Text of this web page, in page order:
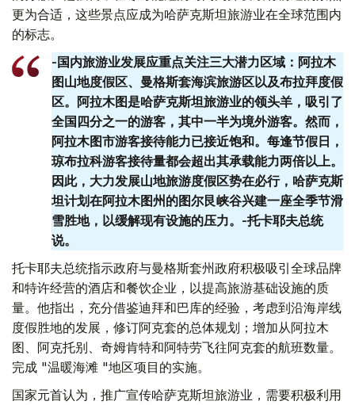
更为合适，这些景点应成为哈萨克斯坦旅游业在全球范围内
的标志。
-国内旅游业发展应重点关注三大潜力区域：阿拉木
图山地度假区、曼格斯套海滨旅游区以及布拉拜度假
区。阿拉木图是哈萨克斯坦旅游业的领头羊，吸引了
全国四分之一的游客，其中一半为境外游客。然而，
阿拉木图市游客接待能力已接近饱和。每逢节假日，
琼布拉科游客接待量都会超出其承载能力两倍以上。
因此，大力发展山地旅游度假区势在必行，哈萨克斯
坦计划在阿拉木图州的图尔艮峡谷兴建一座全季节滑
雪胜地，以缓解现有设施的压力。-托卡耶夫总统
说。
托卡耶夫总统指示政府与曼格斯套州政府积极吸引全球品牌
和特许经营的酒店和餐饮企业，以提高旅游基础设施的质
量。他指出，充分借鉴迪拜和巴库的经验，考虑到沿海岸线
度假胜地的发展，修订阿克套的总体规划；增加从阿拉木
图、阿克托别、奇姆肯特和阿特劳飞往阿克套的航班数量。
完成 "温暖海滩 "地区项目的实施。
国家元首认为，推广宣传哈萨克斯坦旅游业，需要积极利用